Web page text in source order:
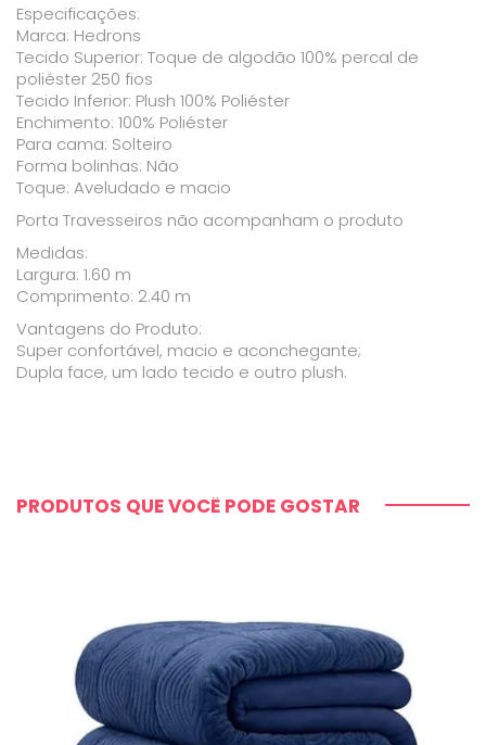
Especificações:
Marca: Hedrons
Tecido Superior: Toque de algodão 100% percal de
poliéster 250 fios
Tecido Inferior: Plush 100% Poliéster
Enchimento: 100% Poliéster
Para cama: Solteiro
Forma bolinhas: Não
Toque: Aveludado e macio
Porta Travesseiros não acompanham o produto
Medidas:
Largura: 1.60 m
Comprimento: 2.40 m
Vantagens do Produto:
Super confortável, macio e aconchegante;
Dupla face, um lado tecido e outro plush.
PRODUTOS QUE VOCÊ PODE GOSTAR